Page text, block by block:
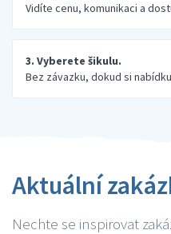
Vidíte cenu, komunikaci a
3. Vyberete šikulu.
Bez závazku, dokud si
Aktuální
Nechte se inspirovat